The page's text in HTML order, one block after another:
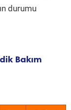
durumu
Bakım